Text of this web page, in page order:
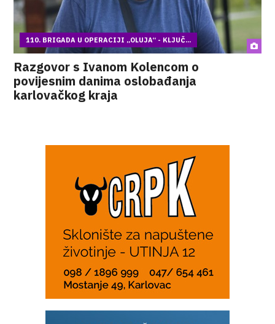
110. BRIGADA U OPERACIJI „OLUJA“ - KLJUČ...
Razgovor s Ivanom Kolencom o
povijesnim danima oslobađanja
karlovačkog kraja